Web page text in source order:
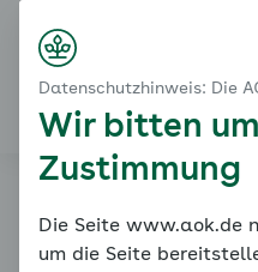
Alles über den Coach
Stress und wie wir
Wie führt Stress zu
Wenn der Blutdruck
Online-
Datenschutzhinweis: Die
Wir bitten
Zustimmung
Die Seite www.aok.de
um die Seite